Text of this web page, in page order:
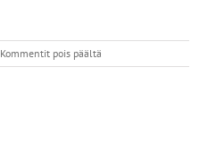
Kommentit pois päältä
V